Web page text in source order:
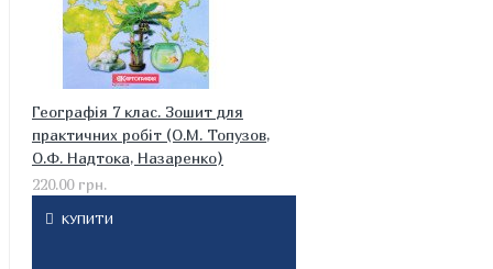
Географія 7 клас. Зошит для
практичних робіт (О.М. Топузов,
О.Ф. Надтока, Назаренко)
220.00 грн.
КУПИТИ